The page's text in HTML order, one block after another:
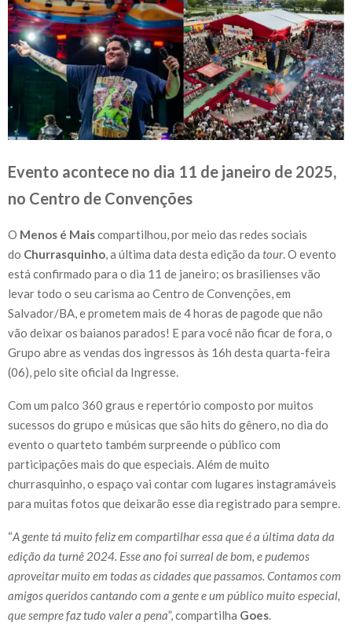
Evento acontece no dia 11 de janeiro de 2025,
no Centro de Convenções
O Menos é Maiscompartilhou, por meio das redes sociais
do Churrasquinho , a última data desta edição da tour. O evento
está confirmado para o dia 11 de janeiro; os brasilienses vão
levar todo o seu carisma ao Centro de Convenções, em
Salvador/BA, e prometem mais de 4 horas de pagode que não
vão deixar os baianos parados! E para você não ficar de fora, o
Grupo abre as vendas dos ingressos às 16h desta quarta-feira
(06), pelo site oficial da Ingresse.
Com um palco 360 graus e repertório composto por muitos
sucessos do grupo e músicas que são hits do gênero, no dia do
evento o quarteto também surpreende o público com
participações mais do que especiais. Além de muito
churrasquinho, o espaço vai contar com lugares instagramáveis
para muitas fotos que deixarão esse dia registrado para sempre.
“A gente tá muito feliz em compartilhar essa que é a última data da
edição da turnê 2024. Esse ano foi surreal de bom, e pudemos
aproveitar muito em todas as cidades que passamos. Contamos com
amigos queridos cantando com a gente e um público muito especial,
que sempre faz tudo valer a pena”, compartilha Goes